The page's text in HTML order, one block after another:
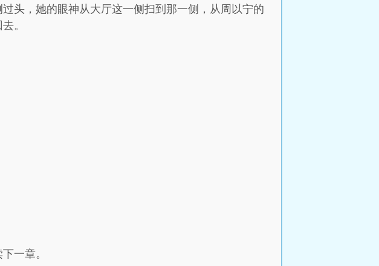
头，她的眼神从大厅这一侧扫到那一侧，从周以宁的
。
一章。